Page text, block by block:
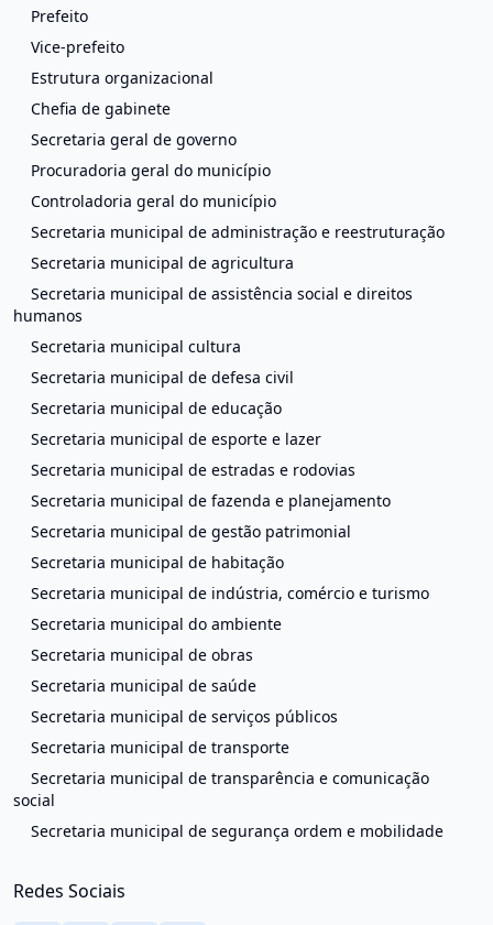
Prefeito
Vice-prefeito
Estrutura organizacional
Chefia de gabinete
Secretaria geral de governo
Procuradoria geral do município
Controladoria geral do município
Secretaria municipal de administração e reestruturação
Secretaria municipal de agricultura
Secretaria municipal de assistência social e direitos
humanos
Secretaria municipal cultura
Secretaria municipal de defesa civil
Secretaria municipal de educação
Secretaria municipal de esporte e lazer
Secretaria municipal de estradas e rodovias
Secretaria municipal de fazenda e planejamento
Secretaria municipal de gestão patrimonial
Secretaria municipal de habitação
Secretaria municipal de indústria, comércio e turismo
Secretaria municipal do ambiente
Secretaria municipal de obras
Secretaria municipal de saúde
Secretaria municipal de serviços públicos
Secretaria municipal de transporte
Secretaria municipal de transparência e comunicação
social
Secretaria municipal de segurança ordem e mobilidade
Redes Sociais